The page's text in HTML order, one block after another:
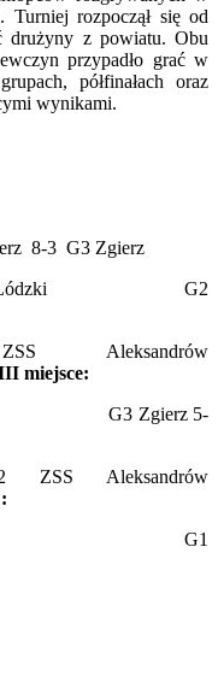
Turniej rozpoczął się od
drużyny z powiatu. Obu
przypadło grać w
półfinałach oraz
wynikami.
8-3 G3 Zgierz
Łódzki G2
miejsce:
G3 Zgierz 5-
Aleksandrów
Zgierz G1